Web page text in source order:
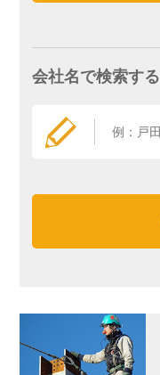
会社名で検索する